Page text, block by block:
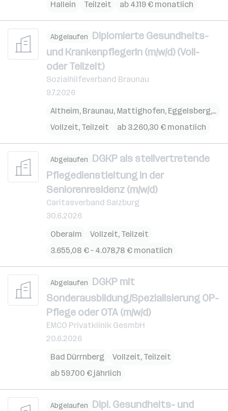
Hallein Teilzeit ab 4.119 € monatlich
Abgelaufen Diplomierte Gesundheits-
und KrankenpflegerIn (m/w/d) (Voll-
oder Teilzeit)
Sozialhilfeverband Braunau
9.7.2026
Altheim, Braunau, Mattighofen, Eggelsberg,
Vollzeit, Teilzeit
ab 3.260,30 € monatlich
Abgelaufen DGKP als stellvertretende
Pflegedienstleitung in der
Seniorenresidenz (m/w/d)
Caritasverband Salzburg
30.6.2026
Oberalm
Vollzeit, Teilzeit
3.655,08 € – 4.078,78 € monatlich
Abgelaufen DGKP mit
Sonderausbildung/Spezialisierung OP-
Pflege oder OTA (m/w/d)
EMCO Privatklinik GesmbH
20.6.2026
Bad Dürrnberg
Vollzeit, Teilzeit
ab 59.700 € jährlich
Abgelaufen Dipl. Gesundheits- und